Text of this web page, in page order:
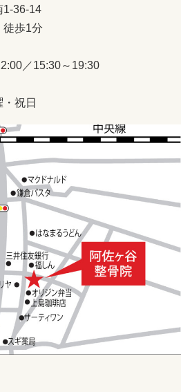
1-36-14
歩1分
／15:30～19:30
祝日